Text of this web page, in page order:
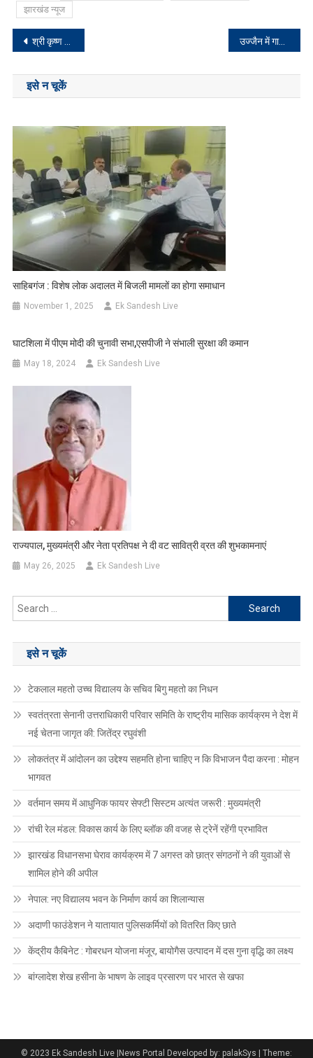
झारखंड न्यूज
Post
navigation
श्री कृष्ण प्रणामी सेवा धाम ट्रस्ट ने कन्या के विवाह में किया सहयोग उज्जैन में गाजे-बाजे के साथ महाकालेश्वर ने किया नगर भ्रमण
इसे न चूकें
साहिबगंज : विशेष लोक अदालत में बिजली मामलों का होगा समाधान
November 1, 2025 Ek Sandesh Live
घाटशिला में पीएम मोदी की चुनावी सभा,एसपीजी ने संभाली सुरक्षा की कमान
May 18, 2024 Ek Sandesh Live
राज्यपाल, मुख्यमंत्री और नेता प्रतिपक्ष ने दी वट सावित्री व्रत की शुभकामनाएं
May 26, 2025 Ek Sandesh Live
Search
for:
इसे न चूकें
टेकलाल महतो उच्च विद्यालय के सचिव बिगु महतो का निधन
स्वतंत्रता सेनानी उत्तराधिकारी परिवार समिति के राष्ट्रीय मासिक कार्यक्रम ने देश में
नई चेतना जागृत की: जितेंद्र रघुवंशी
लोकतंत्र में आंदोलन का उद्देश्य सहमति होना चाहिए न कि विभाजन पैदा करना : मोहन
भागवत
वर्तमान समय में आधुनिक फायर सेफ्टी सिस्टम अत्यंत जरूरी : मुख्यमंत्री
रांची रेल मंडल: विकास कार्य के लिए ब्लॉक की वजह से ट्रेनें रहेंगी प्रभावित
झारखंड विधानसभा घेराव कार्यक्रम में 7 अगस्त को छात्र संगठनों ने की युवाओं से
शामिल होने की अपील
नेपाल: नए विद्यालय भवन के निर्माण कार्य का शिलान्यास
अदाणी फाउंडेशन ने यातायात पुलिसकर्मियों को वितरित किए छाते
केंद्रीय कैबिनेट : गोबरधन योजना मंजूर, बायोगैस उत्पादन में दस गुना वृद्धि का लक्ष्य
बांग्लादेश शेख हसीना के भाषण के लाइव प्रसारण पर भारत से खफा
© 2023 Ek Sandesh Live |News Portal Developed by: palakSys Theme: